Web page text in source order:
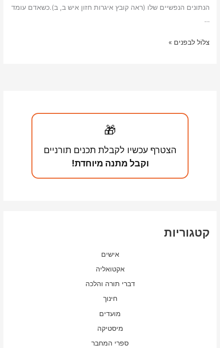
A
i
הנתונים הנפשיים שלו (ראה קובץ איגרות חזון איש ב, ב).כשאדם עומד
…
התפלה
צלוֹל לבפנים »
🎁
הצטרף עכשיו לקבלת תכנים תורניים
וקבל מתנה מיוחדת!
קטגוריות
אישים
אקטואליה
דברי תורה והלכה
חינוך
מועדים
מיסטיקה
ספרי המחבר